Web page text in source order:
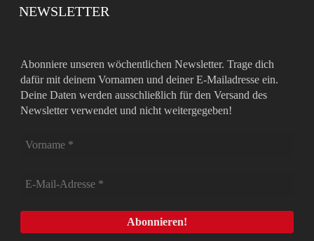
NEWSLETTER
Abonniere unseren wöchentlichen Newsletter. Trage dich
dafür mit deinem Vornamen und deiner E-Mailadresse ein.
Deine Daten werden ausschließlich für den Versand des
Newsletter verwendet und nicht weitergegeben!